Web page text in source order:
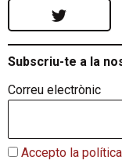
Subscriu-te a la
Correu electrònic
Accepto la